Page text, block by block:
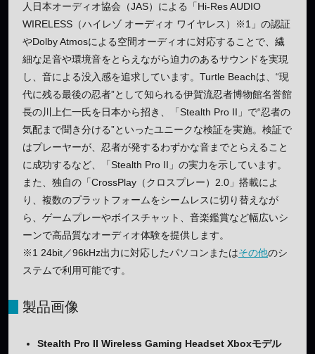
人日本オーディオ協会（JAS）による「Hi-Res AUDIO
WIRELESS（ハイレゾ オーディオ ワイヤレス）※1」の認証
やDolby Atmosによる空間オーディオに対応することで、繊
細な足音や環境音をとらえながら迫力のあるサウンドを実現
し、音による没入感を追求しています。Turtle Beachは、“現
代に残る最後の忍者”として知られる伊賀流忍者博物館名誉館
長の川上仁一氏を日本から招き、「Stealth Pro II」で“忍者の
気配まで聞き分ける”といったユニークな検証を実施。検証で
はプレーヤーが、忍者が発するわずかな音までとらえること
に成功するなど、「Stealth Pro II」の実力を示しています。
また、独自の「CrossPlay（クロスプレー）2.0」搭載によ
り、複数のプラットフォームをシームレスに切り替えなが
ら、ゲームプレーやボイスチャット、音楽鑑賞など幅広いシ
ーンで高品質なオーディオ体験を提供します。
※1 24bit／96kHz出力に対応したパソコンまたはその他のシ
ステムで利用可能です。
製品画像
Stealth Pro II Wireless Gaming Headset Xboxモデル